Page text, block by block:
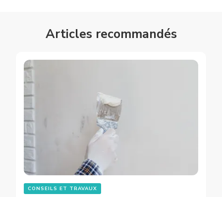
Articles recommandés
CONSEILS ET TRAVAUX